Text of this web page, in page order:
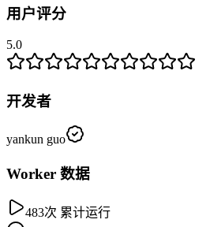
用户评分
5.0
开发者
yankun guo
Worker 数据
483次 累计运行